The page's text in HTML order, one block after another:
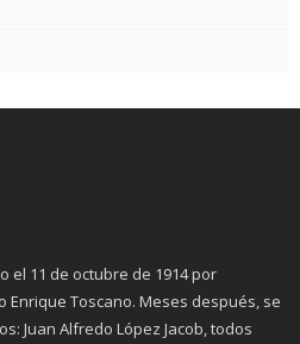
el 11 de octubre de 1914 por
Enrique Toscano. Meses después, se
Juan Alfredo López Jacob, todos